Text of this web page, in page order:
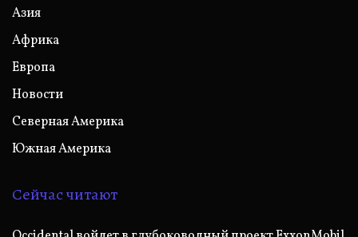
Азия
Африка
Европа
Новости
Северная Америка
Южная Америка
Сейчас читают